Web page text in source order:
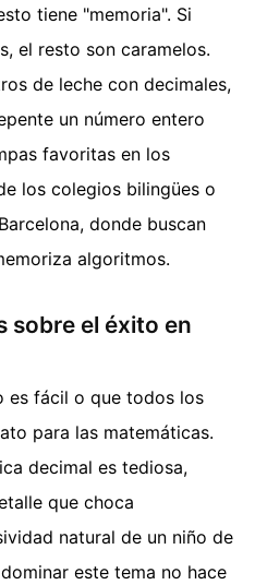
tiene "memoria". Si
el resto son caramelos.
de leche con decimales,
un número entero
favoritas en los
los colegios bilingües o
donde buscan
algoritmos.
sobre el éxito en
es fácil o que todos los
para las matemáticas.
decimal es tediosa,
que choca
natural de un niño de
este tema no hace